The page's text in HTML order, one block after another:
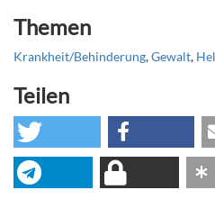
Themen
Krankheit/Behinderung,Gewalt,
Teilen